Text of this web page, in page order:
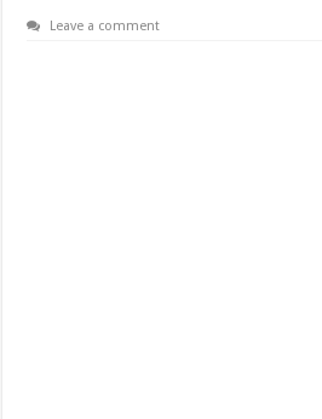
Leave a comment